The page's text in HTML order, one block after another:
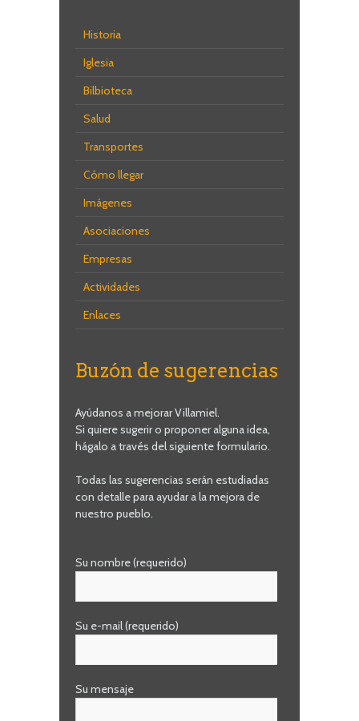
Historia
Iglesia
Bilbioteca
Salud
Transportes
Cómo llegar
Imágenes
Asociaciones
Empresas
Actividades
Enlaces
Buzón de sugerencias
Ayúdanos a mejorar Villamiel.
Si quiere sugerir o proponer alguna idea,
hágalo a través del siguiente formulario.
Todas las sugerencias serán estudiadas
con detalle para ayudar a la mejora de
nuestro pueblo.
Su nombre (requerido)
Su e-mail (requerido)
Su mensaje